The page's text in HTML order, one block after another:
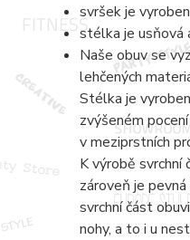
svršek je
stélka je usňová
Naše obuv se
lehčených
Stélka je
zvýšeném
v meziprstních
K výrobě
zároveň je
svrchní část
nohy, a to i u